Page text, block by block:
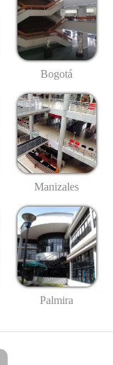
Bogotá
Manizales
Palmira